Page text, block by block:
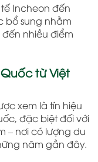
Incheon đến
bổ sung nhằm
nhiều điểm
từ Việt
xem là tín hiệu
đặc biệt đối với
– nơi có lượng du
năm gần đây.